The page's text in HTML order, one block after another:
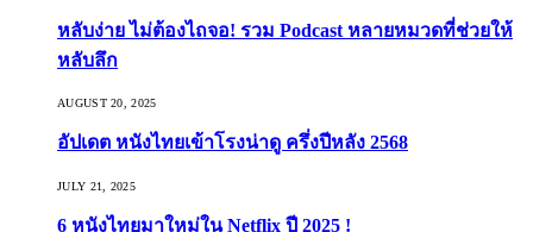
หลับง่าย ไม่ต้องไถจอ! รวม Podcast หลายหมวดที่ช่วยให้
หลับลึก
AUGUST 20, 2025
อัปเดต หนังไทยเข้าโรงน่าดู ครึ่งปีหลัง 2568
JULY 21, 2025
6 หนังไทยมาใหม่ใน Netflix ปี 2025 !